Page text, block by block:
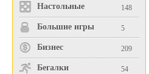
Настольные 148
Большие игры 5
Бизнес 209
Бегалки 54